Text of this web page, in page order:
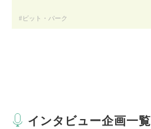
ビット・パーク
インタビュー企画一覧